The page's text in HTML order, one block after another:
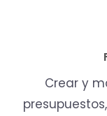
Crear y